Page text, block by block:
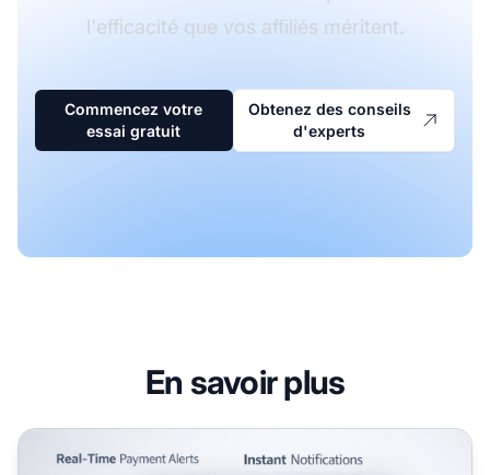
l'efficacité que vos affiliés méritent.
Commencez votre
essai gratuit
Obtenez des conseils
d'experts
En savoir plus
Notifications de paiement affiliation